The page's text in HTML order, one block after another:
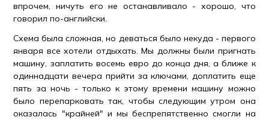
впрочем, ничуть его не останавливало - хорошо, что
говорил по-английски.
Схема была сложная, но деваться было некуда - первого
января все хотели отдыхать. Мы должны были пригнать
машину, заплатить восемь евро до конца дня, а ближе к
одиннадцати вечера прийти за ключами, доплатить еще
пять за ночь - только к этому времени машину можно
было перепарковать так, чтобы следующим утром она
оказалась "крайней" и мы беспрепятственно смогли на